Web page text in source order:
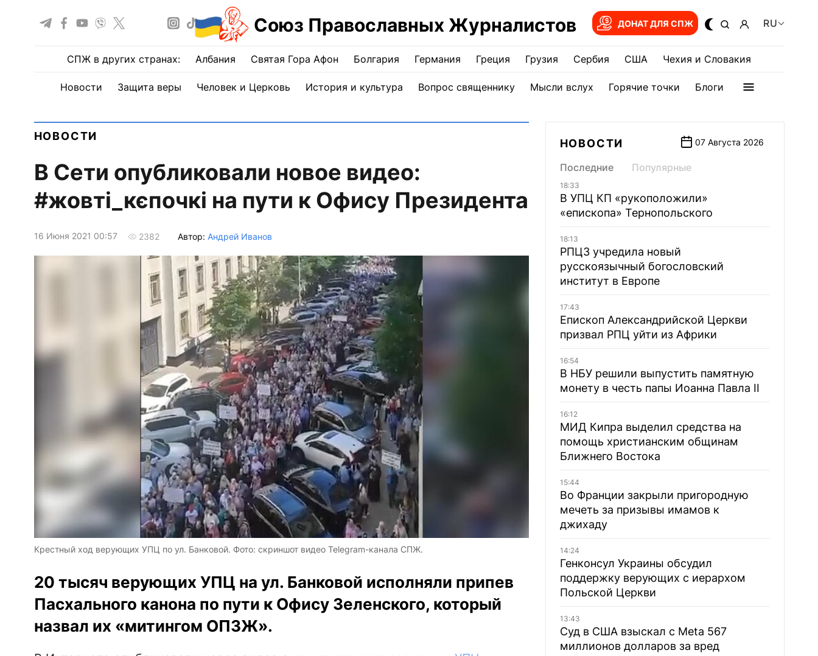
Союз Православных Журналистов ДОНАТ ДЛЯ СПЖ RU
СПЖ в других странах: Албания Святая Гора Афон Болгария Германия Греция Грузия Сербия США Чехия и Словакия
Новости Защита веры Человек и Церковь История и культура Вопрос священнику Мысли вслух Горячие точки Блоги
НОВОСТИ
В Сети опубликовали новое видео:
#жовті_кєпочкі на пути к Офису Президента
16 Июня 2021 00:57 2382 Автор: Андрей Иванов
Крестный ход верующих УПЦ по ул. Банковой. Фото: скриншот видео Telegram-канала СПЖ.
20 тысяч верующих УПЦ на ул. Банковой исполняли припев
Пасхального канона по пути к Офису Зеленского, который
назвал их «митингом ОПЗЖ».
НОВОСТИ 07 Августа 2026
Последние Популярные
18:33
В УПЦ КП «рукоположили»
«епископа» Тернопольского
18:13
РПЦЗ учредила новый
русскоязычный богословский
институт в Европе
17:43
Епископ Александрийской Церкви
призвал РПЦ уйти из Африки
16:54
В НБУ решили выпустить памятную
монету в честь папы Иоанна Павла II
16:12
МИД Кипра выделил средства на
помощь христианским общинам
Ближнего Востока
15:44
Во Франции закрыли пригородную
мечеть за призывы имамов к
джихаду
14:24
Генконсул Украины обсудил
поддержку верующих с иерархом
Польской Церкви
13:43
Суд в США взыскал с Meta 567
миллионов долларов за вред